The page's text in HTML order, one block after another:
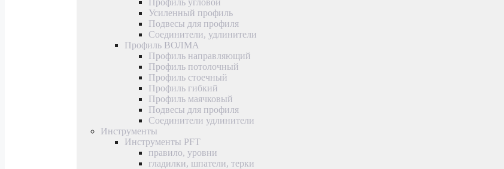
Усиленный профиль
Подвесы для профиля
Соединители, удлинители
Профиль ВОЛМА
Профиль направляющий
Профиль потолочный
Профиль стоечный
Профиль гибкий
Профиль маячковый
Подвесы для профиля
Соединители удлинители
Инструменты
Инструменты PFT
правило, уровни
гладилки, шпатели, терки